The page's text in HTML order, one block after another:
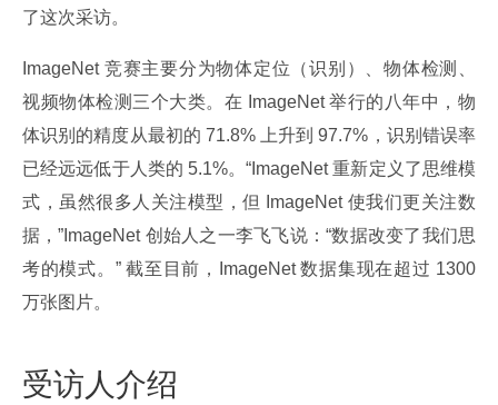
了这次采访。
ImageNet 竞赛主要分为物体定位（识别）、物体检测、
视频物体检测三个大类。在 ImageNet 举行的八年中，物
体识别的精度从最初的 71.8% 上升到 97.7%，识别错误率
已经远远低于人类的 5.1%。“ImageNet 重新定义了思维模
式，虽然很多人关注模型，但 ImageNet 使我们更关注数
据，”ImageNet 创始人之一李飞飞说：“数据改变了我们思
考的模式。” 截至目前，ImageNet 数据集现在超过 1300
万张图片。
受访人介绍